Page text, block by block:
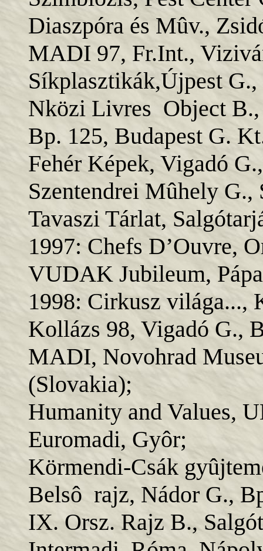
Diaszpóra és Mûv.,
MADI 97, Fr.Int.,
Síkplasztikák,Újpest
Nközi Livres Object
Bp. 125, Budapest G.
Fehér Képek, Vigadó
Szentendrei Mûhely G.,
Tavaszi Tárlat,
1997: Chefs D’Ouvre,
VUDAK Jubileum,
1998: Cirkusz világa...,
Kollázs 98, Vigadó G.,
MADI, Novohrad
(Slovakia);
Humanity and Values,
Euromadi, Gyôr;
Körmendi-Csák
Belsô rajz, Nádor G.,
IX. Orsz. Rajz B.,